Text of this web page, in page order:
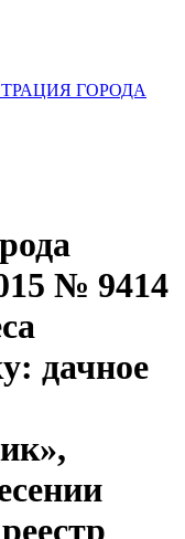
ГОРОДА
№ 9414
дачное